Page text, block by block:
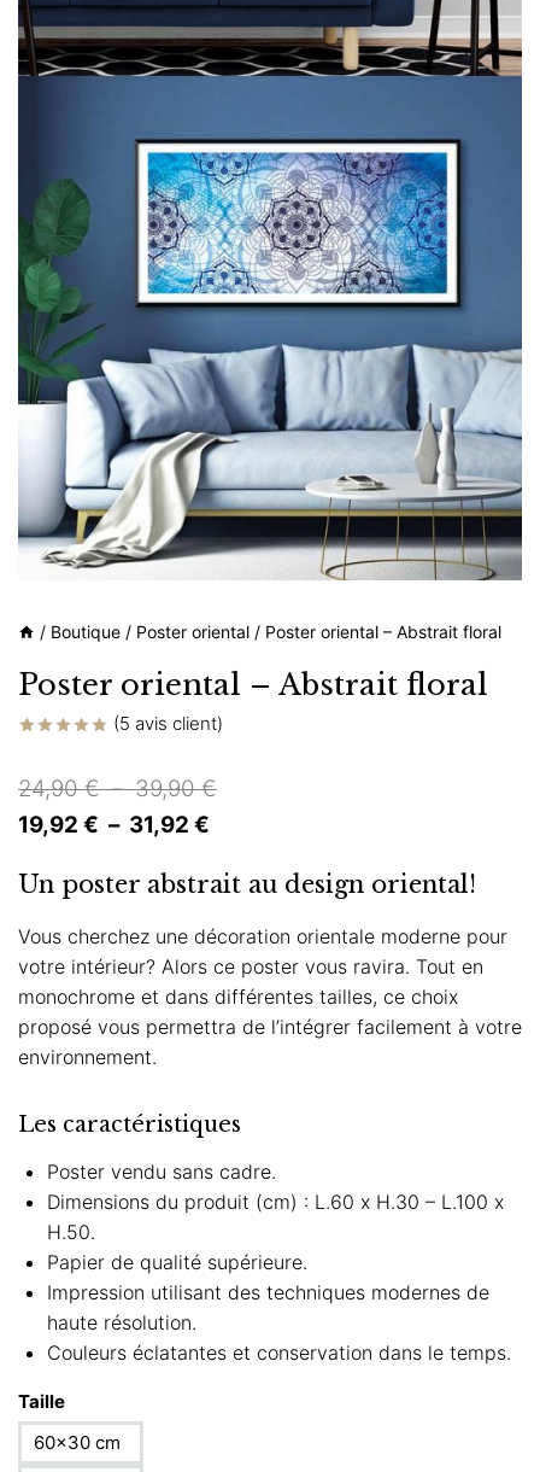
/ Boutique / Poster oriental / Poster oriental – Abstrait floral
Poster oriental – Abstrait floral
sur
notations
client
(5 avis client)
24,90€ – 39,90€Plage
24,90 €
à
39,90 €
19,92 € – 31,92 €
prix :
19,92 €
à
31,92 €
Un poster abstrait au design oriental!
Vous cherchez une décoration orientale moderne pour
votre intérieur? Alors ce poster vous ravira. Tout en
monochrome et dans différentes tailles, ce choix
proposé vous permettra de l’intégrer facilement à votre
environnement.
Les caractéristiques
Poster vendu sans cadre.
Dimensions du produit (cm) : L.60 x H.30 – L.100 x
H.50.
Papier de qualité supérieure.
Impression utilisant des techniques modernes de
haute résolution.
Couleurs éclatantes et conservation dans le temps.
Taille
60×30 cm